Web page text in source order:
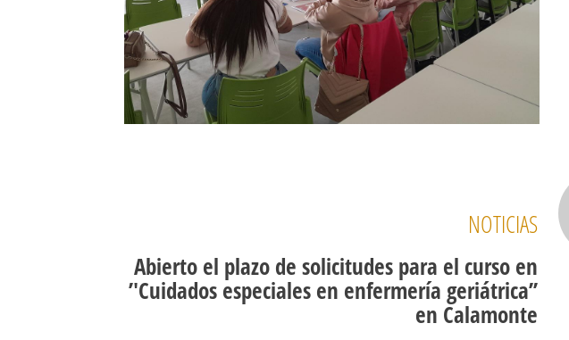
NOTICIAS
Abierto el plazo de solicitudes para el curso en
’'Cuidados especiales en enfermería geriátrica’’
en Calamonte